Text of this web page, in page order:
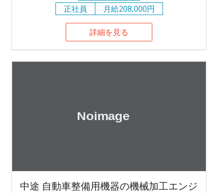
正社員 月給208,000円
詳細を見る
中途 自動車整備用機器の機械加工エンジ